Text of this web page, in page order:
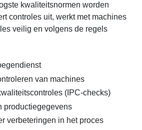
kwaliteitsnormen worden
controles uit, werkt met machines
veilig en volgens de regels
van machines
(IPC-checks)
productiegegevens
verbeteringen in het proces